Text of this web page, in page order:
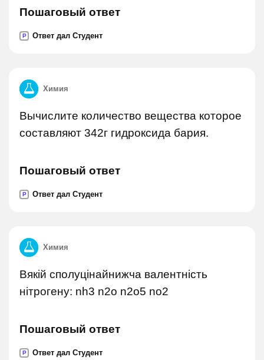
Пошаговый ответ
P Ответ дал Студент
Химия
Вычислите количество вещества которое
составляют 342г гидроксида бария.
Пошаговый ответ
P Ответ дал Студент
Химия
Вякій сполуцінайнижча валентність
нітрогену: nh3 n2o n2o5 no2
Пошаговый ответ
P Ответ дал Студент